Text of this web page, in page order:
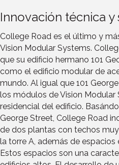
Innovación técnica
College Road es el último y
Vision Modular Systems.
que su edificio hermano 101
como el edificio modular de
mundo. Al igual que 101
los módulos de Vision Modular
residencial del edificio.
George Street, College Road
de dos plantas con techos
la torre A, además de espacios
Estos espacios son una